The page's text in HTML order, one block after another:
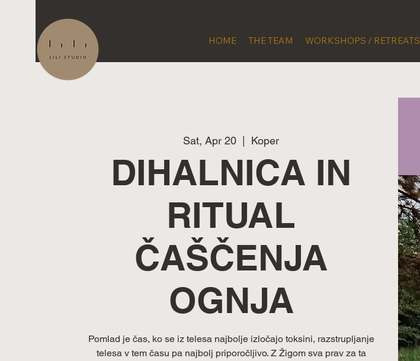
HOME THE TEAM WORKSHOPS / RETREATS
Sat, Apr 20 Koper
DIHALNICA IN
RITUAL
ČAŠČENJA
OGNJA
Pomlad je čas, ko se iz telesa najbolje izločajo toksini, razstrupljanje
telesa v tem času pa najbolj priporočljivo. Z Žigom sva prav za ta